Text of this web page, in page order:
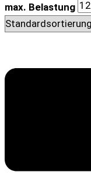
max. Belastung